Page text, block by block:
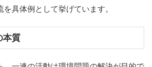
を具体例として挙げています。
本質